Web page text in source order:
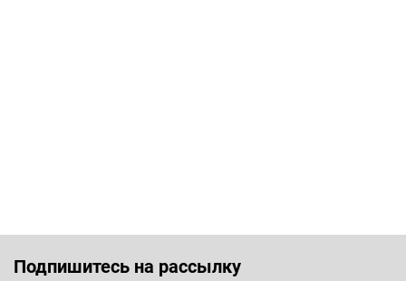
Подпишитесь на рассылку